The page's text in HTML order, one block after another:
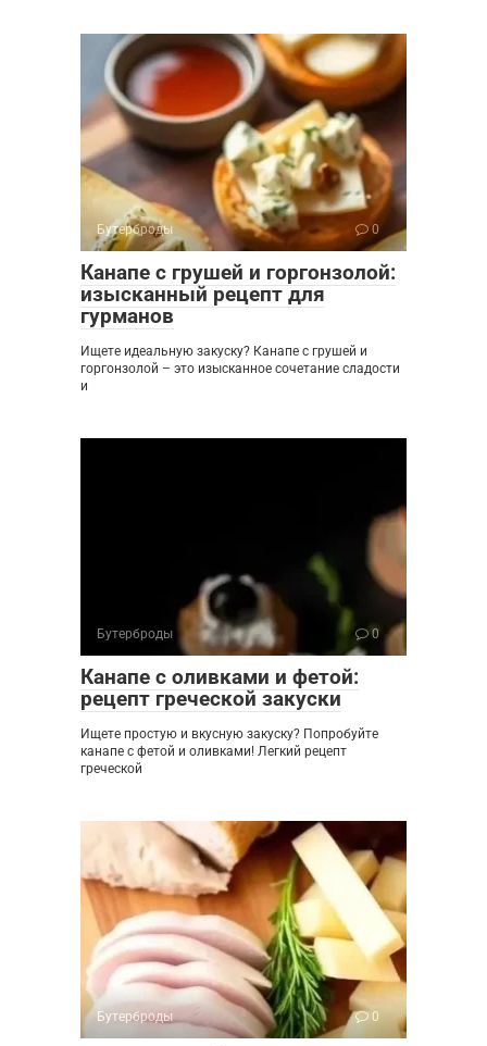
Бутерброды 0
Канапе с грушей и горгонзолой:
изысканный рецепт для
гурманов
Ищете идеальную закуску? Канапе с грушей и
горгонзолой – это изысканное сочетание сладости
и
Бутерброды 0
Канапе с оливками и фетой:
рецепт греческой закуски
Ищете простую и вкусную закуску? Попробуйте
канапе с фетой и оливками! Легкий рецепт
греческой
Бутерброды 0